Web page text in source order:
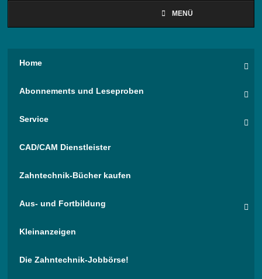
MENÜ
Home
Abonnements und Leseproben
Service
CAD/CAM Dienstleister
Zahntechnik-Bücher kaufen
Aus- und Fortbildung
Kleinanzeigen
Die Zahntechnik-Jobbörse!